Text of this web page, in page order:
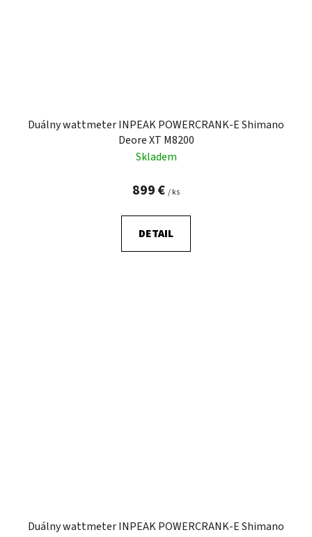
Duálny wattmeter INPEAK POWERCRANK-E Shimano
Deore XT M8200
Skladem
899 € / ks
DETAIL
Duálny wattmeter INPEAK POWERCRANK-E Shimano